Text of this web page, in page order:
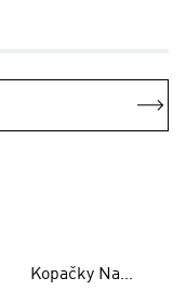
Kopačky Na